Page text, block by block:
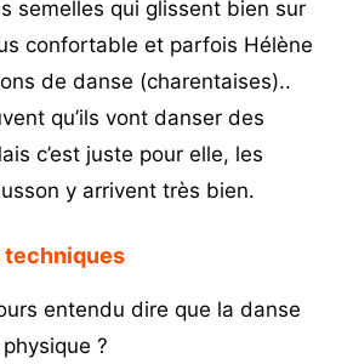
semelles qui glissent bien sur
confortable et parfois Hélène
de danse (charentaises)..
qu’ils vont danser des
c’est juste pour elle, les
y arrivent très bien.
techniques
entendu dire que la danse
?